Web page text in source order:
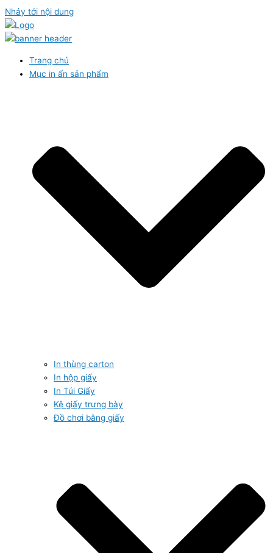
Nhảy tới nội dung
Trang chủ
Mục in ấn sản phẩm
In thùng carton
In hộp giấy
In Túi Giấy
Kệ giấy trưng bày
Đồ chơi bằng giấy